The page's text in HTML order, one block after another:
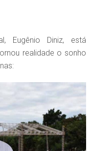
Eugênio Diniz, está
realidade o sonho